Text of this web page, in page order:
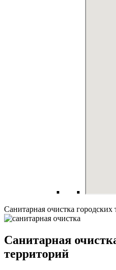
Санитарная очистка городских
Санитарная
территорий